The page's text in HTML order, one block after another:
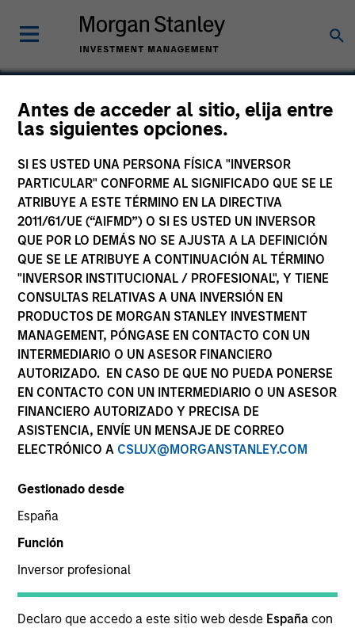
Antes de acceder al sitio, elija entre
las siguientes opciones.
SI ES USTED UNA PERSONA FÍSICA "INVERSOR
PARTICULAR" CONFORME AL SIGNIFICADO QUE SE LE
ATRIBUYE A ESTE TÉRMINO EN LA DIRECTIVA
2011/61/UE (“AIFMD”) O SI ES USTED UN INVERSOR
QUE POR LO DEMÁS NO SE AJUSTA A LA DEFINICIÓN
QUE SE LE ATRIBUYE A CONTINUACIÓN AL TÉRMINO
"INVERSOR INSTITUCIONAL / PROFESIONAL", Y TIENE
CONSULTAS RELATIVAS A UNA INVERSIÓN EN
PRODUCTOS DE MORGAN STANLEY INVESTMENT
MANAGEMENT, PÓNGASE EN CONTACTO CON UN
INTERMEDIARIO O UN ASESOR FINANCIERO
AUTORIZADO. EN CASO DE QUE NO PUEDA PONERSE
EN CONTACTO CON UN INTERMEDIARIO O UN ASESOR
FINANCIERO AUTORIZADO Y PRECISA DE
ASISTENCIA, ENVÍE UN MENSAJE DE CORREO
ELECTRÓNICO A CSLUX@MORGANSTANLEY.COM
Gestionado desde
España
Función
Inversor profesional
Declaro que accedo a este sitio web desde España con
Portland Natural Gas
Transmission System
SECTOR
United States